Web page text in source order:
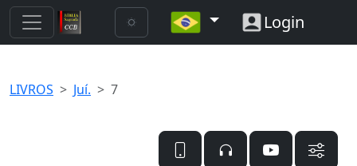
Login
LIVROS Juí. 7